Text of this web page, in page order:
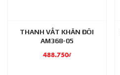
THANH VẮT KHĂN ĐÔI
AM368-05
488.750₫